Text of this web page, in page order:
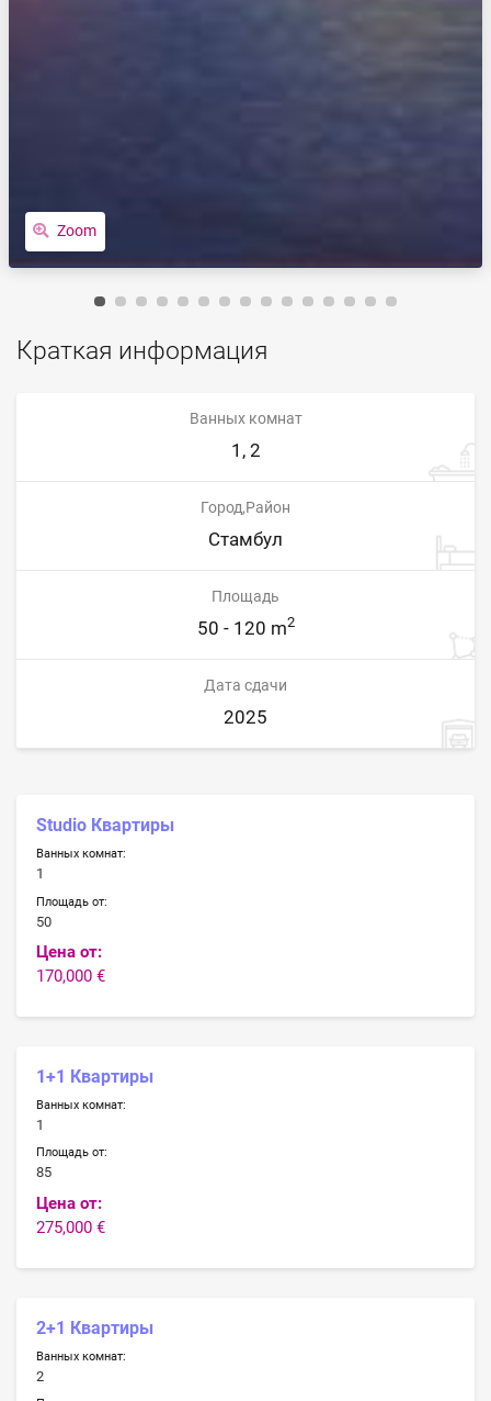
Zoom
Краткая информация
Ванных комнат
1, 2
Город,Район
Стамбул
Площадь
50 - 120 m2
Дата сдачи
2025
Studio Квартиры
Ванных комнат:
1
Площадь от:
50
Цена от:
170,000 €
1+1 Квартиры
Ванных комнат:
1
Площадь от:
85
Цена от:
275,000 €
2+1 Квартиры
Ванных комнат:
2